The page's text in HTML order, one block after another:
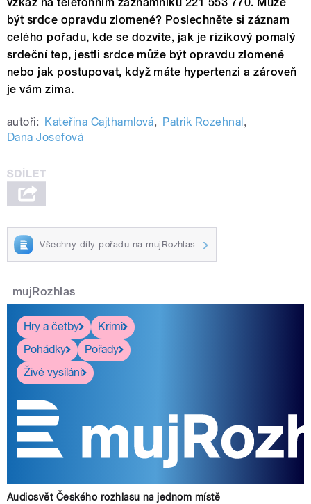
být srdce opravdu zlomené? Poslechněte si záznam
celého pořadu, kde se dozvíte, jak je rizikový pomalý
srdeční tep, jestli srdce může být opravdu zlomené
nebo jak postupovat, když máte hypertenzi a zároveň
je vám zima.
autoři: Kateřina Cajthamlová, Patrik Rozehnal,
Dana Josefová
Všechny díly pořadu na mujRozhlas
mujRozhlas
Hry a četby
Krimi
Pohádky
Pořady
Živé vysílání
Audiosvět Českého rozhlasu na jednom místě